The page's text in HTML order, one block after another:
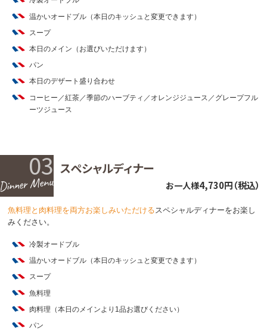
温かいオードブル（本日のキッシュと変更できます）
スープ
本日のメイン（お選びいただけます）
パン
本日のデザート盛り合わせ
コーヒー／紅茶／季節のハーブティ／オレンジジュース／グレープフル
ーツジュース
03 スペシャルディナー
お一人様4,730円（税込）
魚料理と肉料理を両方お楽しみいただけるスペシャルディナーをお楽し
みください。
冷製オードブル
温かいオードブル（本日のキッシュと変更できます）
スープ
魚料理
肉料理（本日のメインより1品お選びください）
パン